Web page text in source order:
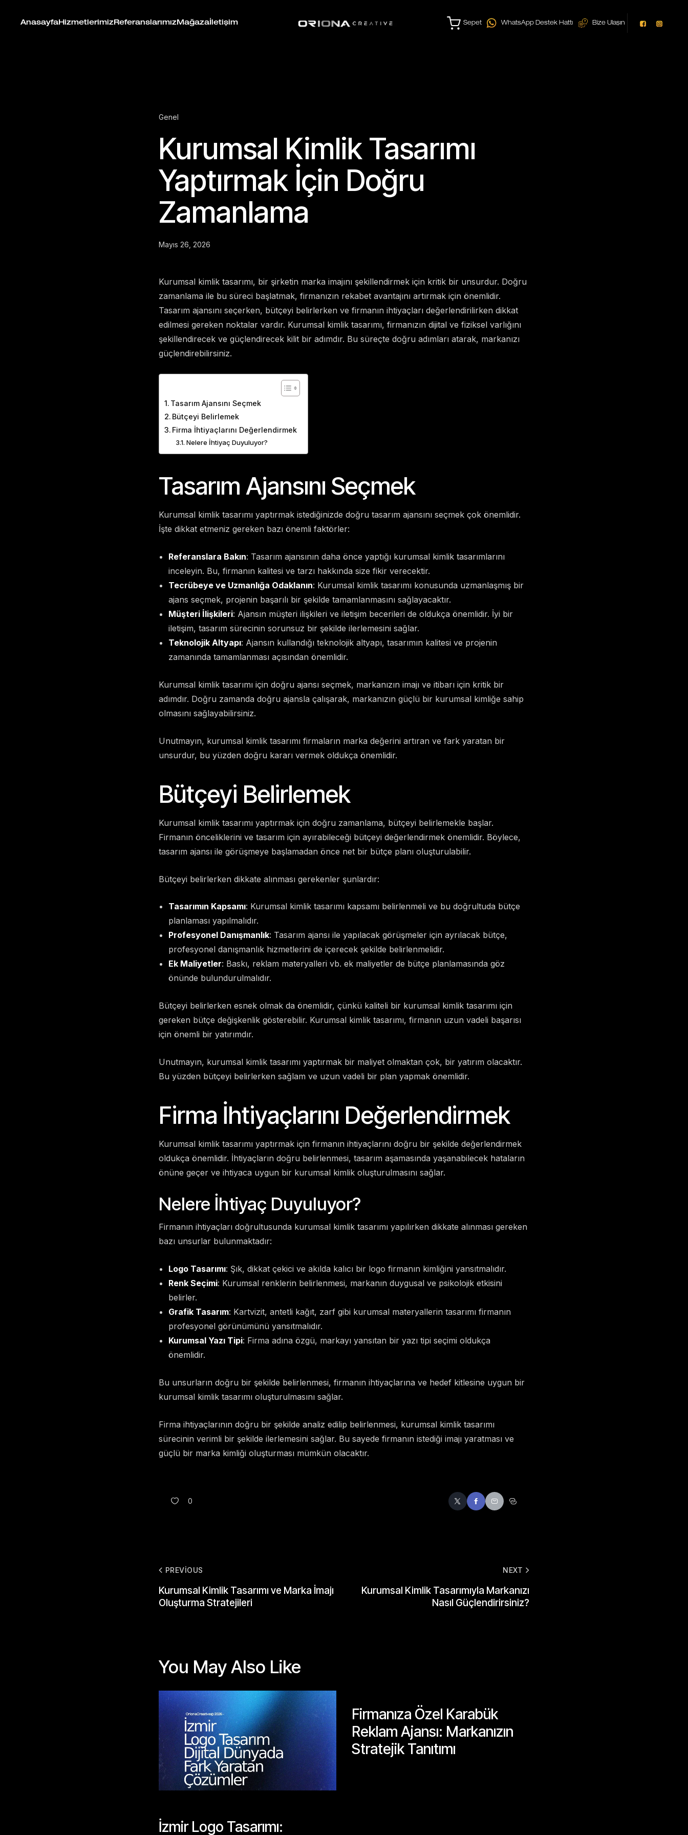
Anasayfa Hizmetlerimiz Referanslarımız Mağaza İletişim Sepet WhatsApp Destek Hattı Bize Ulaşın
Genel
Kurumsal Kimlik Tasarımı
Yaptırmak İçin Doğru
Zamanlama
Mayıs 26, 2026
Kurumsal kimlik tasarımı, bir şirketin marka imajını şekillendirmek için kritik bir unsurdur. Doğru
zamanlama ile bu süreci başlatmak, firmanızın rekabet avantajını artırmak için önemlidir.
Tasarım ajansını seçerken, bütçeyi belirlerken ve firmanın ihtiyaçları değerlendirilirken dikkat
edilmesi gereken noktalar vardır. Kurumsal kimlik tasarımı, firmanızın dijital ve fiziksel varlığını
şekillendirecek ve güçlendirecek kilit bir adımdır. Bu süreçte doğru adımları atarak, markanızı
güçlendirebilirsiniz.
Tasarım Ajansını Seçmek
Bütçeyi Belirlemek
Firma İhtiyaçlarını Değerlendirmek
Nelere İhtiyaç Duyuluyor?
Tasarım Ajansını Seçmek
Kurumsal kimlik tasarımı yaptırmak istediğinizde doğru tasarım ajansını seçmek çok önemlidir.
İşte dikkat etmeniz gereken bazı önemli faktörler:
Referanslara Bakın: Tasarım ajansının daha önce yaptığı kurumsal kimlik tasarımlarını
inceleyin. Bu, firmanın kalitesi ve tarzı hakkında size fikir verecektir.
Tecrübeye ve Uzmanlığa Odaklanın: Kurumsal kimlik tasarımı konusunda uzmanlaşmış bir
ajans seçmek, projenin başarılı bir şekilde tamamlanmasını sağlayacaktır.
Müşteri İlişkileri: Ajansın müşteri ilişkileri ve iletişim becerileri de oldukça önemlidir. İyi bir
iletişim, tasarım sürecinin sorunsuz bir şekilde ilerlemesini sağlar.
Teknolojik Altyapı: Ajansın kullandığı teknolojik altyapı, tasarımın kalitesi ve projenin
zamanında tamamlanması açısından önemlidir.
Kurumsal kimlik tasarımı için doğru ajansı seçmek, markanızın imajı ve itibarı için kritik bir
adımdır. Doğru zamanda doğru ajansla çalışarak, markanızın güçlü bir kurumsal kimliğe sahip
olmasını sağlayabilirsiniz.
Unutmayın, kurumsal kimlik tasarımı firmaların marka değerini artıran ve fark yaratan bir
unsurdur, bu yüzden doğru kararı vermek oldukça önemlidir.
Bütçeyi Belirlemek
Kurumsal kimlik tasarımı yaptırmak için doğru zamanlama, bütçeyi belirlemekle başlar.
Firmanın önceliklerini ve tasarım için ayırabileceği bütçeyi değerlendirmek önemlidir. Böylece,
tasarım ajansı ile görüşmeye başlamadan önce net bir bütçe planı oluşturulabilir.
Bütçeyi belirlerken dikkate alınması gerekenler şunlardır:
Tasarımın Kapsamı: Kurumsal kimlik tasarımı kapsamı belirlenmeli ve bu doğrultuda bütçe
planlaması yapılmalıdır.
Profesyonel Danışmanlık: Tasarım ajansı ile yapılacak görüşmeler için ayrılacak bütçe,
profesyonel danışmanlık hizmetlerini de içerecek şekilde belirlenmelidir.
Ek Maliyetler: Baskı, reklam materyalleri vb. ek maliyetler de bütçe planlamasında göz
önünde bulundurulmalıdır.
Bütçeyi belirlerken esnek olmak da önemlidir, çünkü kaliteli bir kurumsal kimlik tasarımı için
gereken bütçe değişkenlik gösterebilir. Kurumsal kimlik tasarımı, firmanın uzun vadeli başarısı
için önemli bir yatırımdır.
Unutmayın, kurumsal kimlik tasarımı yaptırmak bir maliyet olmaktan çok, bir yatırım olacaktır.
Bu yüzden bütçeyi belirlerken sağlam ve uzun vadeli bir plan yapmak önemlidir.
Firma İhtiyaçlarını Değerlendirmek
Kurumsal kimlik tasarımı yaptırmak için firmanın ihtiyaçlarını doğru bir şekilde değerlendirmek
oldukça önemlidir. İhtiyaçların doğru belirlenmesi, tasarım aşamasında yaşanabilecek hataların
önüne geçer ve ihtiyaca uygun bir kurumsal kimlik oluşturulmasını sağlar.
Nelere İhtiyaç Duyuluyor?
Firmanın ihtiyaçları doğrultusunda kurumsal kimlik tasarımı yapılırken dikkate alınması gereken
bazı unsurlar bulunmaktadır:
Logo Tasarımı: Şık, dikkat çekici ve akılda kalıcı bir logo firmanın kimliğini yansıtmalıdır.
Renk Seçimi: Kurumsal renklerin belirlenmesi, markanın duygusal ve psikolojik etkisini
belirler.
Grafik Tasarım: Kartvizit, antetli kağıt, zarf gibi kurumsal materyallerin tasarımı firmanın
profesyonel görünümünü yansıtmalıdır.
Kurumsal Yazı Tipi: Firma adına özgü, markayı yansıtan bir yazı tipi seçimi oldukça
önemlidir.
Bu unsurların doğru bir şekilde belirlenmesi, firmanın ihtiyaçlarına ve hedef kitlesine uygun bir
kurumsal kimlik tasarımı oluşturulmasını sağlar.
Firma ihtiyaçlarının doğru bir şekilde analiz edilip belirlenmesi, kurumsal kimlik tasarımı
sürecinin verimli bir şekilde ilerlemesini sağlar. Bu sayede firmanın istediği imajı yaratması ve
güçlü bir marka kimliği oluşturması mümkün olacaktır.
0
PREVIOUS
Kurumsal Kimlik Tasarımı ve Marka İmajı
Oluşturma Stratejileri
NEXT
Kurumsal Kimlik Tasarımıyla Markanızı
Nasıl Güçlendirirsiniz?
You May Also Like
İzmir Logo Tasarımı:
Firmanıza Özel Karabük
Reklam Ajansı: Markanızın
Stratejik Tanıtımı